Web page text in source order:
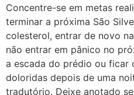
Concentre-se em metas
terminar a próxima São
colesterol, entrar de novo
não entrar em pânico no
a escada do prédio ou ficar
doloridas depois de uma
tradutório. Deixe anotado